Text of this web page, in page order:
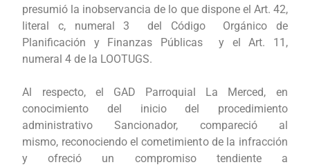
presumió la inobservancia de lo que dispone el Art. 42,
literal c, numeral 3 del Código Orgánico de
Planificación y Finanzas Públicas y el Art. 11,
numeral 4 de la LOOTUGS.
Al respecto, el GAD Parroquial La Merced, en
conocimiento del inicio del procedimiento
administrativo Sancionador, compareció al
mismo, reconociendo el cometimiento de la infracción
y ofreció un compromiso tendiente a